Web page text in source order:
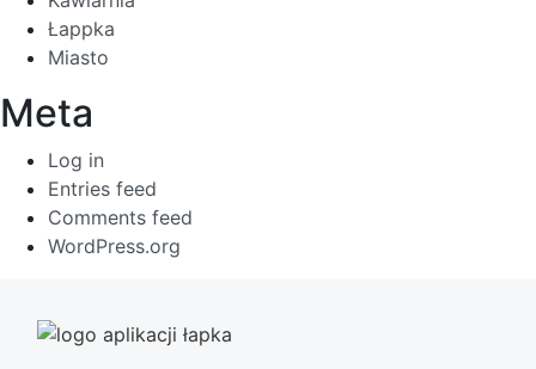
Łappka
Miasto
Meta
Log in
Entries feed
Comments feed
WordPress.org